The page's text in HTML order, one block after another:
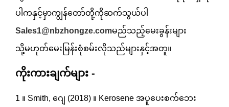
ပါကနှင့်မှာကျွန်တော်တို့ကိုဆက်သွယ်ပါ
Sales1@nbzhongze.comမည်သည့်မေးခွန်းများ
သို့မဟုတ်မေးမြန်းစုံစမ်းလိုသည်များနှင့်အတူ။
ကိုးကားချက်များ -
1 ။ Smith, ဂျေ (2018) ။ Kerosene အပူပေးစက်ဘေး